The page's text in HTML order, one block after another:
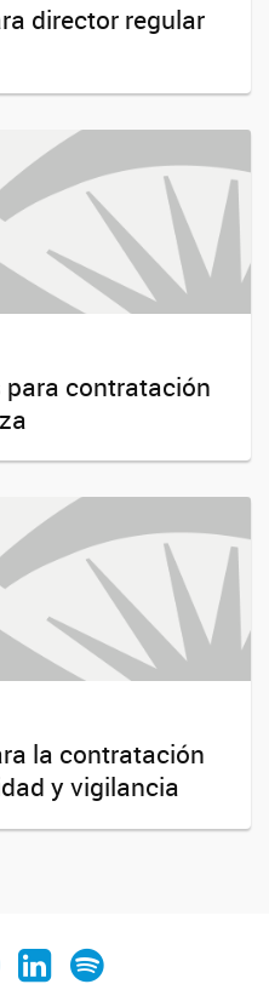
director regular
para contratación
la contratación
y vigilancia
App
LinkedIn
Spotify